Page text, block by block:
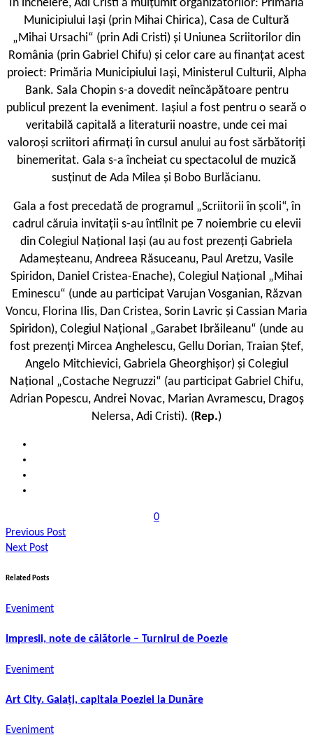
În încheiere, Adi Cristi a mulțumit organizatorilor: Primăria
Municipiului Iași (prin Mihai Chirica), Casa de Cultură
„Mihai Ursachi“ (prin Adi Cristi) și Uniunea Scriitorilor din
România (prin Gabriel Chifu) și celor care au finanțat acest
proiect: Primăria Municipiului Iași, Ministerul Culturii, Alpha
Bank. Sala Chopin s-a dovedit neîncăpătoare pentru
publicul prezent la eveniment. Iașiul a fost pentru o seară o
veritabilă capitală a literaturii noastre, unde cei mai
valoroși scriitori afirmați în cursul anului au fost sărbătoriți
binemeritat. Gala s-a încheiat cu spectacolul de muzică
susținut de Ada Milea și Bobo Burlăcianu.
Gala a fost precedată de programul „Scriitorii în școli“, în
cadrul căruia invitații s-au întîlnit pe 7 noiembrie cu elevii
din Colegiul Național Iași (au au fost prezenți Gabriela
Adameșteanu, Andreea Răsuceanu, Paul Aretzu, Vasile
Spiridon, Daniel Cristea-Enache), Colegiul Național „Mihai
Eminescu“ (unde au participat Varujan Vosganian, Răzvan
Voncu, Florina Ilis, Dan Cristea, Sorin Lavric și Cassian Maria
Spiridon), Colegiul Național „Garabet Ibrăileanu“ (unde au
fost prezenți Mircea Anghelescu, Gellu Dorian, Traian Ștef,
Angelo Mitchievici, Gabriela Gheorghișor) și Colegiul
Național „Costache Negruzzi“ (au participat Gabriel Chifu,
Adrian Popescu, Andrei Novac, Marian Avramescu, Dragoș
Nelersa, Adi Cristi). (Rep.)
0
Previous Post
Next Post
Related Posts
Eveniment
Impresii, note de călătorie – Turnirul de Poezie
Eveniment
Art City. Galați, capitala Poeziei la Dunăre
Eveniment